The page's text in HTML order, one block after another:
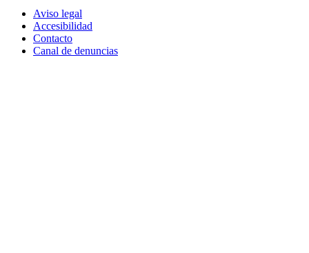
Aviso legal
Accesibilidad
Contacto
Canal de denuncias